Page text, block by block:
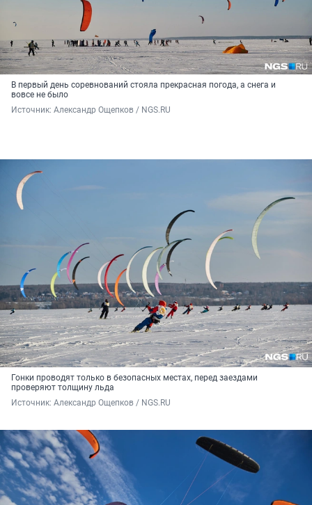
В первый день соревнований стояла прекрасная погода, а снега и
вовсе не было
Источник: Александр Ощепков / NGS.RU
Гонки проводят только в безопасных местах, перед заездами
проверяют толщину льда
Источник: Александр Ощепков / NGS.RU